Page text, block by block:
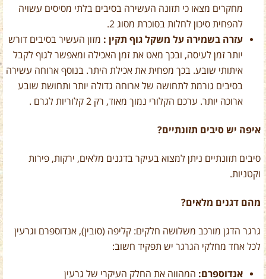
מחקרים מצאו כי תזונה העשירה בסיבים בלתי מסיסים עשויה
להפחית סיכון לחלות בסוכרת מסוג 2
.
עזרה בשמירה על משקל גוף תקין : מזון העשיר בסיבים דורש
יותר זמן לעיסה, ובכך מאט את זמן האכילה ומאפשר לגוף לקבל
איתותי שובע. בכך מפחית את אכילת היתר. בנוסף ארוחה עשירה
בסיבים גורמת לתחושה של ארוחה גדולה יותר ותחושת שובע
ארוכה יותר. ערכם הקלורי נמוך מאוד, רק 2 קלוריות לגרם .
איפה יש סיבים תזונתיים?
סיבים תזונתיים ניתן למצוא בעיקר בדגנים מלאים, ירקות, פירות
וקטניות.
מהם דגנים מלאים?
גרגר הדגן מורכב משלושה חלקים: קליפה (סובין), אנדוספרם וגרעין
לכל אחד מחלקי הגרגר יש תפקיד חשוב:
אנדוספרם: המהווה את החלק העיקרי של גרעין